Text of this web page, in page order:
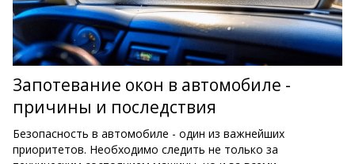
Запотевание окон в автомобиле -
причины и последствия
Безопасность в автомобиле - один из важнейших
приоритетов. Необходимо следить не только за